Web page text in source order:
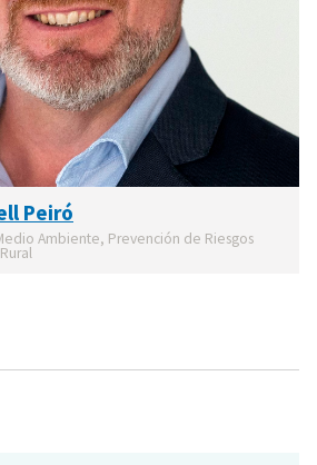
Peiró
Ambiente, Prevención de Riesgos